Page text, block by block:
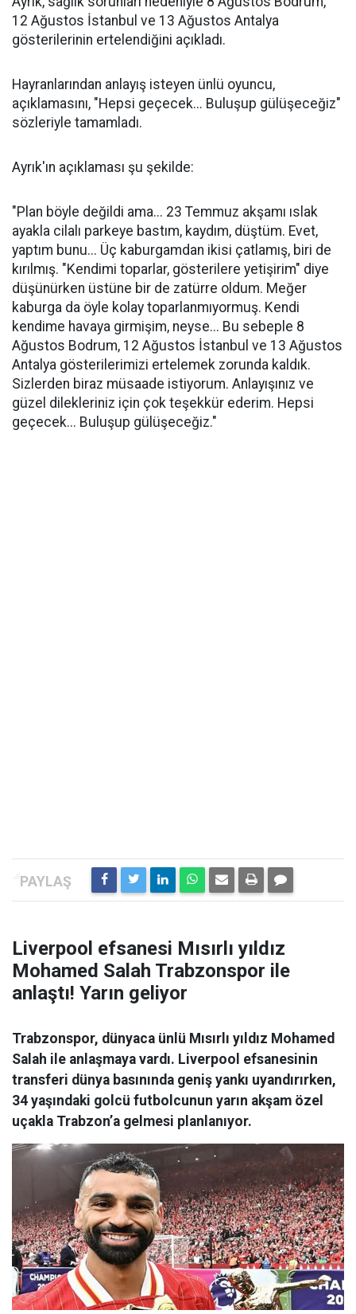
12 Ağustos İstanbul ve 13 Ağustos Antalya
gösterilerinin ertelendiğini açıkladı.
Hayranlarından anlayış isteyen ünlü oyuncu,
açıklamasını, "Hepsi geçecek... Buluşup gülüşeceğiz"
sözleriyle tamamladı.
Ayrık'ın açıklaması şu şekilde:
"Plan böyle değildi ama... 23 Temmuz akşamı ıslak
ayakla cilalı parkeye bastım, kaydım, düştüm. Evet,
yaptım bunu... Üç kaburgamdan ikisi çatlamış, biri de
kırılmış. "Kendimi toparlar, gösterilere yetişirim" diye
düşünürken üstüne bir de zatürre oldum. Meğer
kaburga da öyle kolay toparlanmıyormuş. Kendi
kendime havaya girmişim, neyse... Bu sebeple 8
Ağustos Bodrum, 12 Ağustos İstanbul ve 13 Ağustos
Antalya gösterilerimizi ertelemek zorunda kaldık.
Sizlerden biraz müsaade istiyorum. Anlayışınız ve
güzel dilekleriniz için çok teşekkür ederim. Hepsi
geçecek... Buluşup gülüşeceğiz."
Liverpool efsanesi Mısırlı yıldız
Mohamed Salah Trabzonspor ile
anlaştı! Yarın geliyor
Trabzonspor, dünyaca ünlü Mısırlı yıldız Mohamed
Salah ile anlaşmaya vardı. Liverpool efsanesinin
transferi dünya basınında geniş yankı uyandırırken,
34 yaşındaki golcü futbolcunun yarın akşam özel
uçakla Trabzon’a gelmesi planlanıyor.